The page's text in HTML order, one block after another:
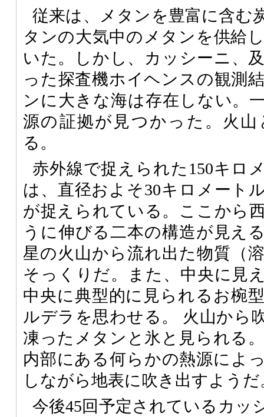
従来は、メタンを豊富に含む
タンの大気中のメタンを供給
いた。しかし、カッシーニ、
った探査機ホイヘンスの観測
ンに大きな海は存在しない。
源の証拠が見つかった。火
る。
赤外線で捉えられた150キロ
は、直径およそ30キロメート
が捉えられている。ここから
うに伸びる二本の構造が見え
星の火山から流れ出た物質（
そっくりだ。また、中央に見
中央に典型的に見られるお椀
ルデラを思わせる。 火山から
凍ったメタンと氷と見られる
内部にある何らかの熱源によ
しながら地表に吹き出すようだ
今後45回予定されているカッ